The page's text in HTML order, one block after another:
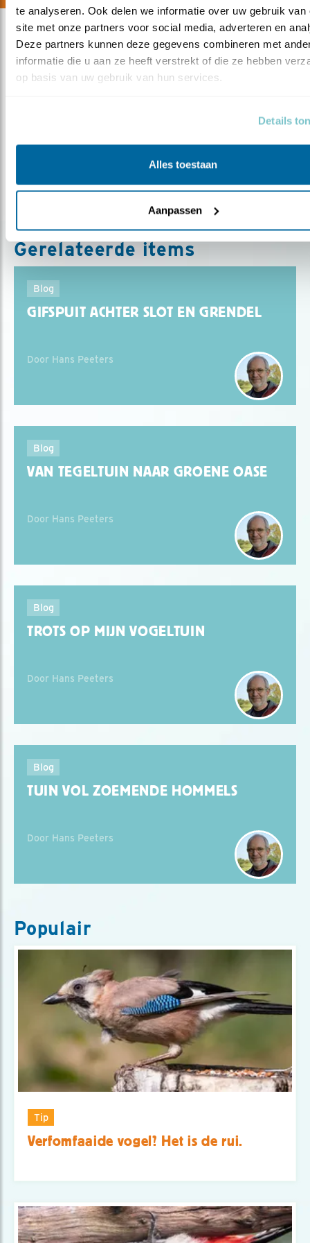
te analyseren. Ook delen we informatie over uw gebruik van
site met onze partners voor social media, adverteren en
Deze partners kunnen deze gegevens combineren met
informatie die u aan ze heeft verstrekt of die ze hebben
op basis van uw gebruik van hun services.
Details
Alles toestaan
Aanpassen
Meer over
Gerelateerde items
Blog
GIFSPUIT ACHTER SLOT EN GRENDEL
Door Hans Peeters
Blog
VAN TEGELTUIN NAAR GROENE OASE
Door Hans Peeters
Blog
TROTS OP MIJN VOGELTUIN
Door Hans Peeters
Blog
TUIN VOL ZOEMENDE HOMMELS
Door Hans Peeters
Populair
Tip
Verfomfaaide vogel? Het is de rui.